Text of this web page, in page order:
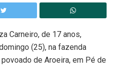
Carneiro, de 17 anos,
(25), na fazenda
de Aroeira, em Pé de